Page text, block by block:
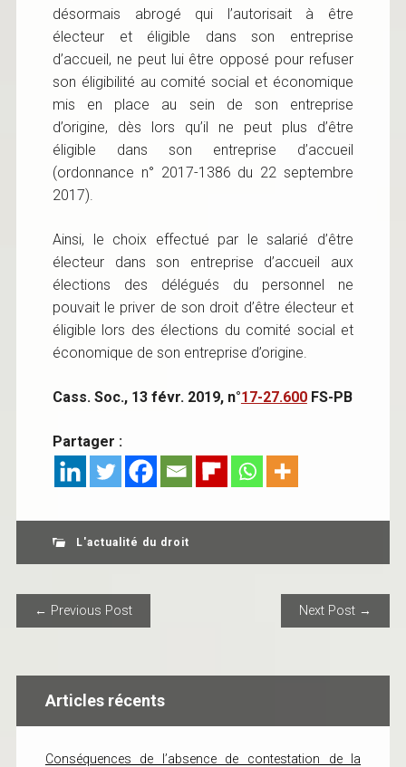
désormais abrogé qui l’autorisait à être
électeur et éligible dans son entreprise
d’accueil, ne peut lui être opposé pour refuser
son éligibilité au comité social et économique
mis en place au sein de son entreprise
d’origine, dès lors qu’il ne peut plus d’être
éligible dans son entreprise d’accueil
(ordonnance n° 2017-1386 du 22 septembre
2017).
Ainsi, le choix effectué par le salarié d’être
électeur dans son entreprise d’accueil aux
élections des délégués du personnel ne
pouvait le priver de son droit d’être électeur et
éligible lors des élections du comité social et
économique de son entreprise d’origine.
Cass. Soc., 13 févr. 2019, n°17-27.600FS-PB
Partager :
L'actualité du droit
POST NAVIGATION
← Previous Post Next Post →
Articles récents
Conséquences de l’absence de contestation de la